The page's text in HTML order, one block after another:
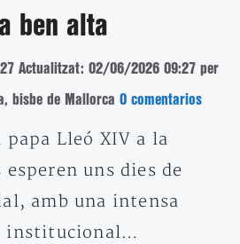
ben alta
Actualitzat: 02/06/2026 09:27 per
bisbe de Mallorca 0 comentarios
Lleó XIV a la
uns dies de
amb una intensa
institucional…